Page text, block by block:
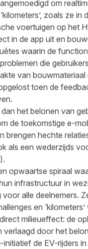
om
zoals ze
voertuigen op het
in de app uit en
waarin de
die
van
toen de
het belonen van
de toekomstige e-
brengen hechte
als een wederzijds
opwaartse spiraal
infrastructuur in
alle deelnemers.
en
milieueffect: de
door het
de EV-rijders